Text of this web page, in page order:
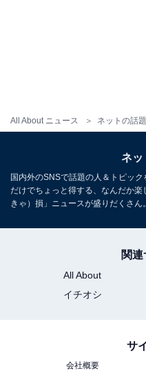
All About ニュース ネットの話題
ネッ
国内外のSNSで話題の人＆トピッ
だけでちょっと得する、なんだか
きゃ）損」ニュースが盛りだくさん。
関
All About
イチオシ
サ
会社概要